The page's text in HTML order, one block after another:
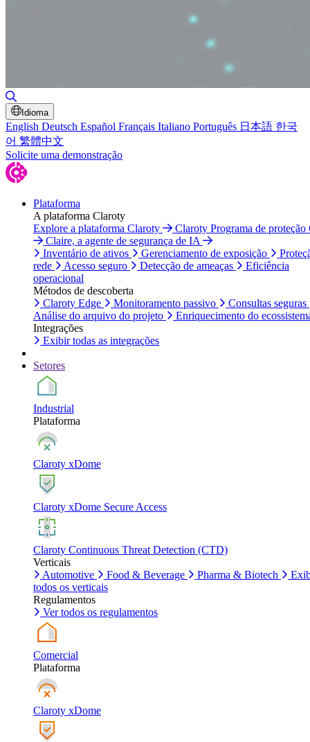
Idioma
English Deutsch Español Français Italiano Português 日本語 한국
어 繁體中文
Solicite uma demonstração
Plataforma
A plataforma Claroty
Explore a plataforma Claroty
Claroty Programa de proteção
Claire, a agente de segurança de IA
Inventário de ativos
Gerenciamento de exposição
rede
Acesso seguro Detecção de ameaças
Eficiência
operacional
Métodos de descoberta
Claroty Edge
Monitoramento passivo
Consultas seguras
Análise do arquivo do projeto
Enriquecimento do
Integrações
Exibir todas as integrações
Setores
Industrial
Plataforma
Claroty xDome
Claroty xDome Secure Access
Claroty Continuous Threat Detection (CTD)
Verticais
Automotive
Food & Beverage Pharma & Biotech
todos os verticais
Regulamentos
Ver todos os regulamentos
Comercial
Plataforma
Claroty xDome